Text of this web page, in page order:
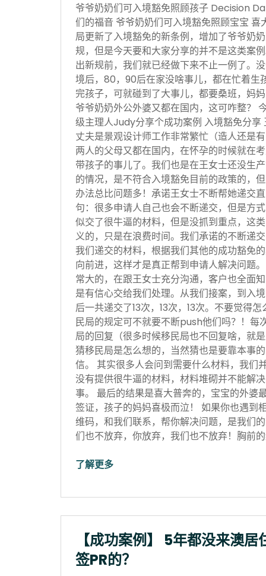
爷爷奶奶们可入境豁免照顾孩子 Decision
们的福音 爷爷奶奶们可入境豁免照顾宝宝 喜
局更新了入境豁免的新条例，增加了爷爷奶
规，但是今天要和大家分享的并不是这类案
出新规前，我们就已经做下来不止一例了。
境后，80，90后在家没啥事儿，都在忙着生
完孩子，可就碰到了大事儿，都要桑班，妈
爷爷奶奶外公外婆又都在国内，这可咋整？
级主理人Judy分享个成功案例 入境豁免分享
丈夫是景观设计师工作非常繁忙（造人还是
两人的父母又都在国内，在怀孕的时候就在
带孩子的事儿了。我们也是在王女士还没生
的情况，是不符合入境豁免目前的政策的，
办法总比问题多！承诺王女士不断帮她递交
句：很多申请人自己也会不断递交，但是方
似交了很牛逼的材料，但是没抓到重点，这
义的，只是在浪费时间。我们承诺的不断递
我们递交的材料，根据我们其他的成功豁免
向前进，这样才是真正帮到申请人解决问题
常大的，在跟王女士充分沟通，客户也全面
是有信心交给我们处理。从我们接案，到入
后一共递交了13次，13次，13次。不要觉得
民局的规定可不就要不断push他们吗？！每
局的回复（很多时候移民局也不回复啥，就
猜移民局是怎么想的，当然猜也是要靠本事
信。 其实很多人会问到需要什么材料，我们
没有提供很牛逼的材料，材料堆砌并不能解
事。 最后的结果是喜大普奔的，宝宝的外婆
签证，孩子的妈妈喜极而泣！ 如果你也遇到
维码，和我们联系，帮你解决问题，是我们
们也不放弃，你放弃，我们也不放弃！胸前
了解更多
【成功案例】 5年都没来澳
签PR的？